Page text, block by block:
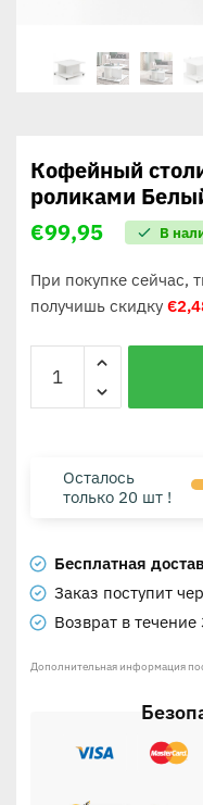
Кофейный
роликами
€99,95 В
При покупке сейчас,
получишь скидку €
Осталось
только 20 шт !
Бесплатная
Заказ поступит
Возврат в
Дополнительная информация